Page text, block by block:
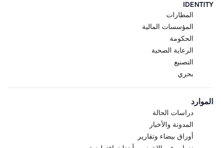
IDENTITY
المطارات
المؤسسات المالية
الحكومة
الرعاية الصحية
التصنيع
بحري
الموارد
دراسات الحالة
المدونة والأخبار
أوراق بيضاء وتقارير